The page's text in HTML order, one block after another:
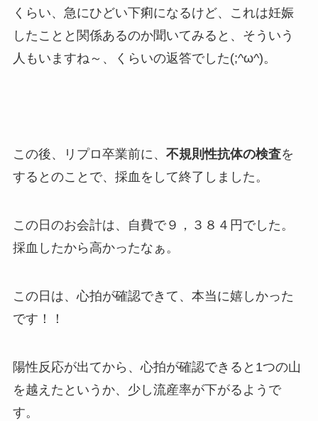
くらい、急にひどい下痢になるけど、これは妊娠
したことと関係あるのか聞いてみると、そういう
人もいますね～、くらいの返答でした(;^ω^)。
この後、リプロ卒業前に、 不規則性抗体の検査を
するとのことで、採血をして終了しました。
この日のお会計は、自費で９，３８４円でした。
採血したから高かったなぁ。
この日は、心拍が確認できて、本当に嬉しかった
です！！
陽性反応が出てから、心拍が確認できると1つの山
を越えたというか、少し流産率が下がるようで
す。